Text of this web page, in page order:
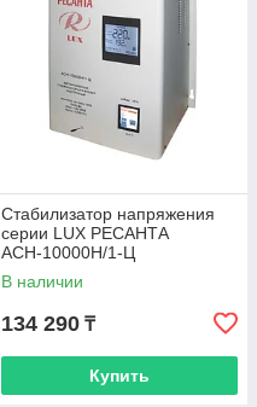
Стабилизатор напряжения
серии LUX РЕСАНТА
АСН-10000Н/1-Ц
В наличии
134 290 ₸
Купить